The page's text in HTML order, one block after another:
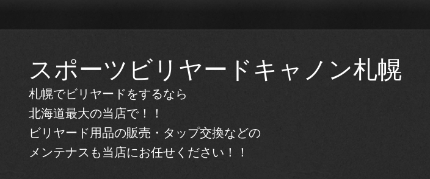
スポーツビリヤードキャノン札幌
札幌でビリヤードをするなら
北海道最大の当店で！！
ビリヤード用品の販売・タップ交換などの
メンテナスも当店にお任せください！！